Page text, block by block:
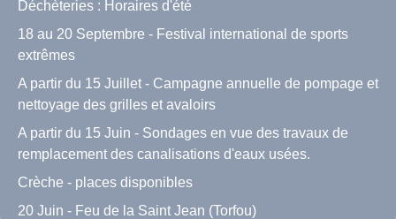
Déchèteries : Horaires d'été
18 au 20 Septembre - Festival international de sports
extrêmes
A partir du 15 Juillet - Campagne annuelle de pompage et
nettoyage des grilles et avaloirs
A partir du 15 Juin - Sondages en vue des travaux de
remplacement des canalisations d'eaux usées.
Crèche - places disponibles
20 Juin - Feu de la Saint Jean (Torfou)